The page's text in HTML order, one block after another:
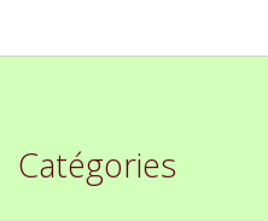
Catégories